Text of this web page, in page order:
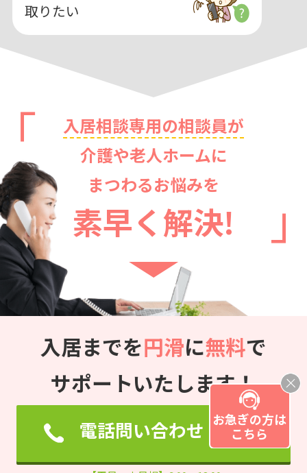
取りたい
入居相談専用の相談員が
介護や老人ホームに
まつわるお悩みを
素早く解決!
入居までを円滑に無料で
サポートいたします！
電話問い合わせ
お急ぎの方は
こちら